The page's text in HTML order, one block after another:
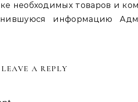
необходимых товаров и
информацию
LEAVE A REPLY